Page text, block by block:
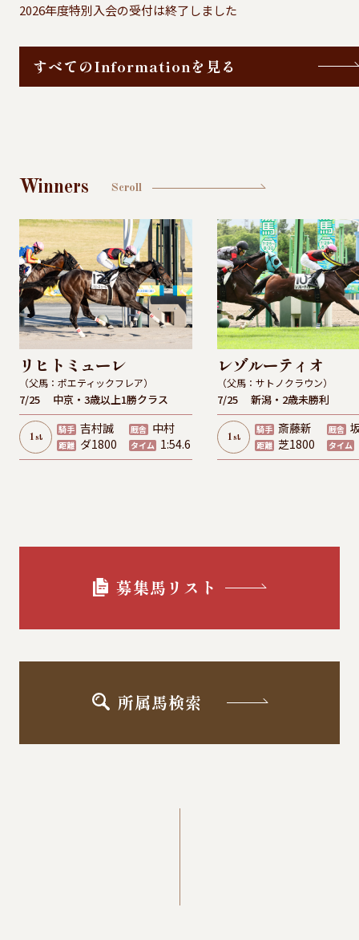
2026年度特別入会の受付は終了しました
すべてのInformationを見る
Winners Scroll
リヒトミューレ
（父馬：ポエティックフレア）
7/25 中京・3歳以上1勝クラス
1 st
騎手 吉村誠 厩舎 中村
距離 ダ1800 タイム 1:54.6
レゾルーティオ
（父馬：サトノクラウン）
7/25 新潟・2歳未勝利
1 st
騎手 斎藤新 厩舎
距離 芝1800 タイム
募集馬リスト
所属馬検索